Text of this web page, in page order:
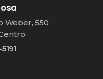
Weber, 550